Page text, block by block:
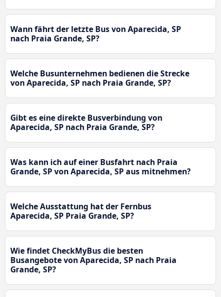
Wann fährt der letzte Bus von Aparecida, SP
nach Praia Grande, SP?
Welche Busunternehmen bedienen die Strecke
von Aparecida, SP nach Praia Grande, SP?
Gibt es eine direkte Busverbindung von
Aparecida, SP nach Praia Grande, SP?
Was kann ich auf einer Busfahrt nach Praia
Grande, SP von Aparecida, SP aus mitnehmen?
Welche Ausstattung hat der Fernbus
Aparecida, SP Praia Grande, SP?
Wie findet CheckMyBus die besten
Busangebote von Aparecida, SP nach Praia
Grande, SP?